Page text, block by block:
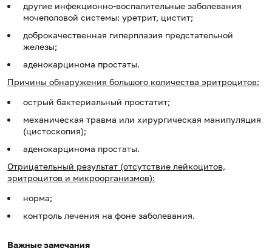
другие инфекционно-воспалительные заболевания
мочеполовой системы: уретрит, цистит;
доброкачественная гиперплазия предстательной
железы;
аденокарцинома простаты.
Причины обнаружения большого количества эритроцитов:
острый бактериальный простатит;
механическая травма или хирургическая манипуляция
(цистоскопия);
аденокарцинома простаты.
Отрицательный результат (отсутствие лейкоцитов,
эритроцитов и микроорганизмов):
норма;
контроль лечения на фоне заболевания.
Важные замечания